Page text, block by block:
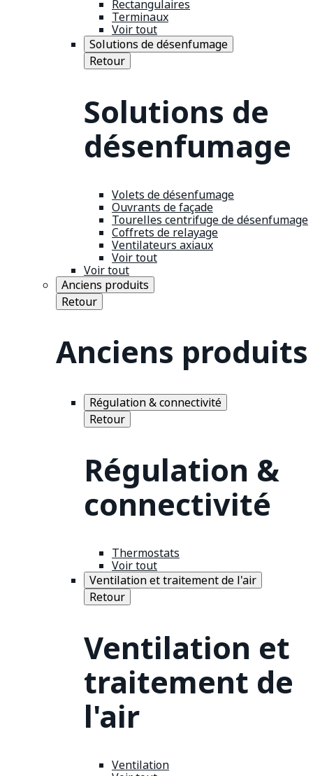
Rectangulaires
Terminaux
Voir tout
Solutions de désenfumage
Retour
Solutions de
désenfumage
Volets de désenfumage
Ouvrants de façade
Tourelles centrifuge de désenfumage
Coffrets de relayage
Ventilateurs axiaux
Voir tout
Voir tout
Anciens produits
Retour
Anciens produits
Régulation & connectivité
Retour
Régulation &
connectivité
Thermostats
Voir tout
Ventilation et traitement de l'air
Retour
Ventilation et
traitement de
l'air
Ventilation